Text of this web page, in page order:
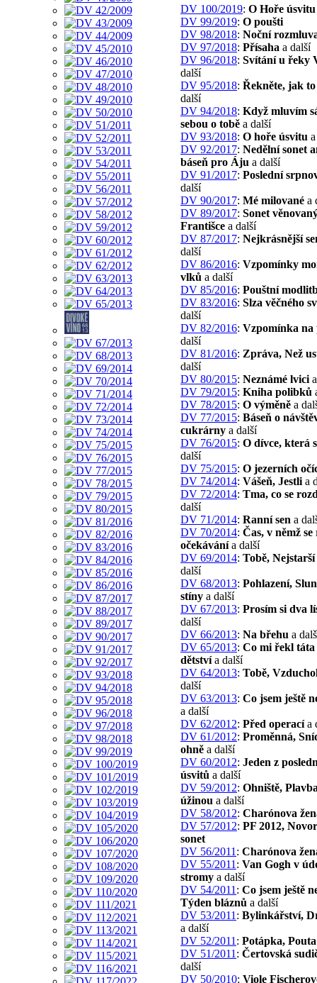
DV 100/2019: O Hoře úsvitu
DV 99/2019: O poušti
DV 98/2018: Noční
DV 97/2018: Přísaha a další
DV 96/2018: Svítání u řeky
další
DV 95/2018: Řekněte, jak
další
DV 94/2018: Když mluvím
sebou o tobě a další
DV 93/2018: O hoře úsvitu
DV 92/2017: Nedělní sonet
báseň pro Áju a další
DV 91/2017: Poslední
další
DV 90/2017: Mé milované a
DV 89/2017: Sonet
Františce a další
DV 87/2017: Nejkrásnější
další
DV 86/2016: Vzpomínky
vlků a další
DV 85/2016: Pouštní
DV 83/2016: Slza věčného
další
DV 82/2016: Vzpomínka na
další
DV 81/2016: Zpráva, Než
další
DV 80/2015: Neznámé lvici
DV 79/2015: Kniha polibků
DV 78/2015: O výměně a
DV 77/2015: Báseň o
cukrárny a další
DV 76/2015: O dívce, která
další
DV 75/2015: O jezerních
DV 74/2014: Vášeň, Jestli a
DV 72/2014: Tma, co se
další
DV 71/2014: Ranní sen a
DV 70/2014: Čas, v němž se
očekávánía další
DV 69/2014: Tobě, Nejstarší
další
DV 68/2013: Pohlazení,
stíny a další
DV 67/2013: Prosím si dva
další
DV 66/2013: Na břehu a
DV 65/2013: Co mi řekl táta
dětstvía další
DV 64/2013: Tobě,
další
DV 63/2013: Co jsem ještě
a další
DV 62/2012: Před operacía
DV 61/2012: Proměnná,
ohně a další
DV 60/2012: Jeden z
úsvitů a další
DV 59/2012: Ohniště,
úžinou a další
DV 58/2012: Charónova
DV 57/2012: PF 2012,
sonet
DV 56/2011 : Charónova
DV 55/2011 : Van Gogh v
stromy a další
DV 54/2011 : Co jsem ještě
Týden bláznů a další
DV 53/2011 : Bylinkářství,
a další
DV 52/2011 : Potápka, Pouta
DV 51/2011 : Čertovská
další
DV 50/2010: Viole